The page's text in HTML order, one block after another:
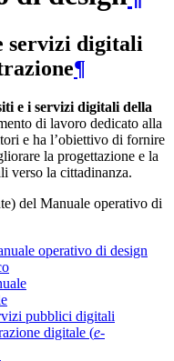
servizi digitali
¶
e i servizi digitali della
di lavoro dedicato alla
e ha l’obiettivo di fornire
la progettazione e la
verso la cittadinanza.
del Manuale operativo di
operativo di design
pubblici digitali
digitale (e-